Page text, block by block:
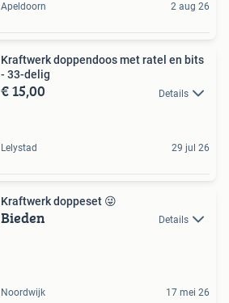
Apeldoorn 2 aug 26
Kraftwerk doppendoos met ratel en bits
- 33-delig
€ 15,00 Details
Lelystad 29 jul 26
Kraftwerk doppeset 😜
Bieden Details
Noordwijk 17 mei 26